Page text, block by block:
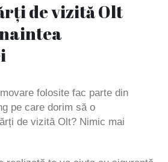
de vizită Olt
folosite fac parte din
pe care dorim să o
de vizită Olt? Nimic mai